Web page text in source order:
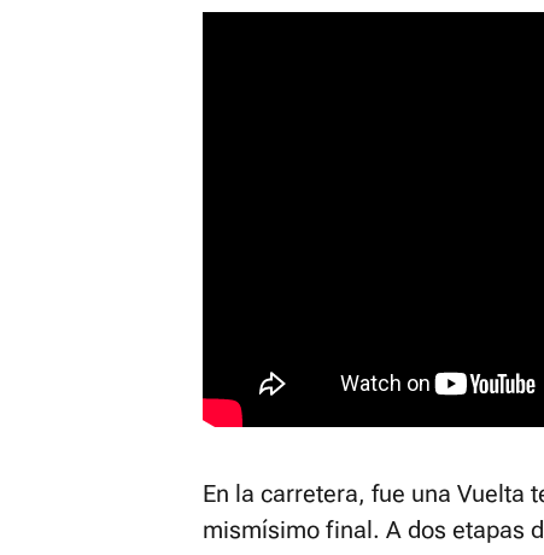
En la carretera, fue una Vuelta
mismísimo final. A dos etapas